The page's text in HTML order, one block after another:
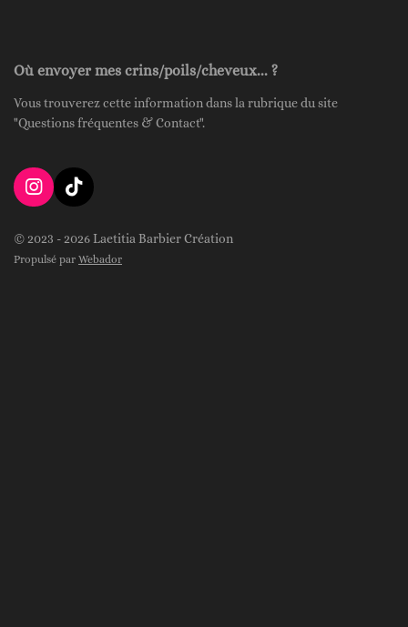
Où envoyer mes crins/poils/cheveux... ?
Vous trouverez cette information dans la rubrique du site
"Questions fréquentes & Contact".
I
n
t
a
T
i
T
o
© 2023 - 2026 Laetitia Barbier Création
Propulsé par Webador